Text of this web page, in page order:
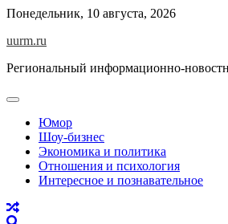
Skip
content
Понедельник, 10 августа, 2026
uurm.ru
Региональный информационно-
Юмор
Шоу-бизнес
Экономика и политика
Отношения и психология
Интересное и познавательное